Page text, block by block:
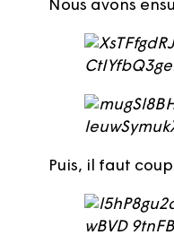
Nous avons
Puis, il faut